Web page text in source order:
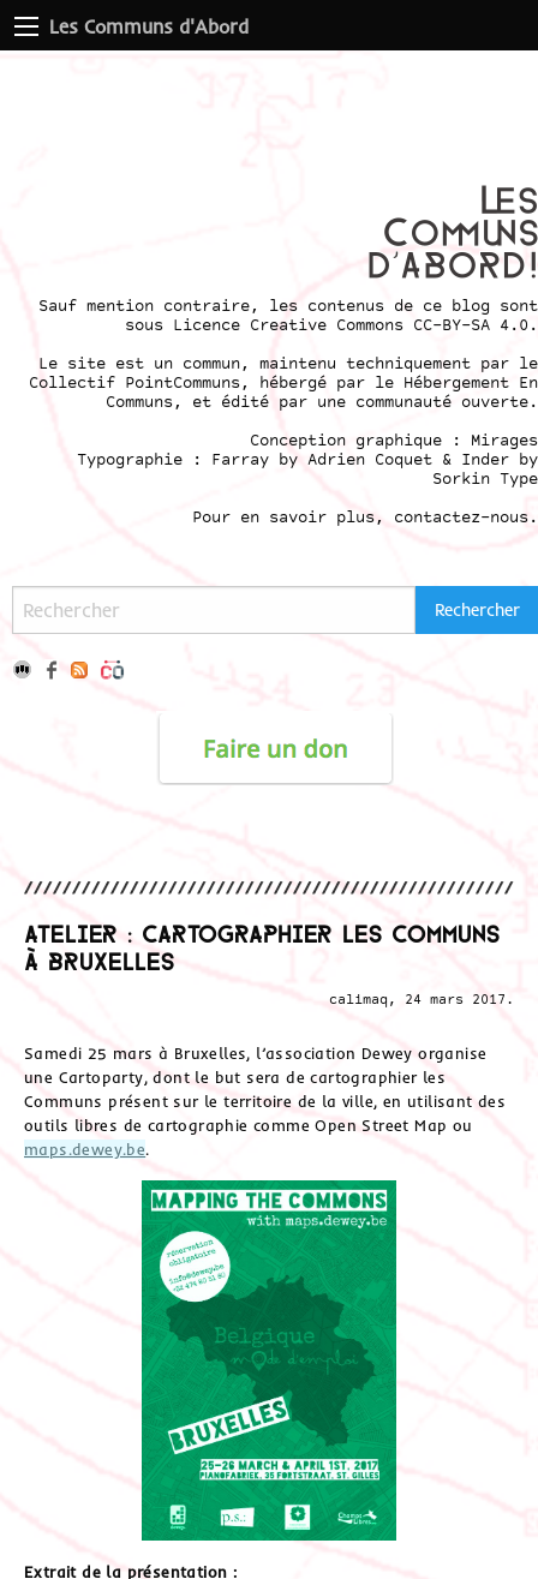
Les Communs d'Abord
Sauf mention contraire, les contenus de ce blog sont
sous Licence Creative Commons CC-BY-SA 4.0 .
Le site est un commun, maintenu techniquement par le
Collectif PointCommuns, hébergé par le Hébergement En
Communs, et édité par une communauté ouverte.
Conception graphique : Mirages
Typographie : Farray by Adrien Coquet & Inder by
Sorkin Type
Pour en savoir plus, contactez-nous .
Atelier : Cartographier les Communs
à Bruxelles
calimaq, 24 mars 2017.
Samedi 25 mars à Bruxelles, l’association Dewey organise
une Cartoparty, dont le but sera de cartographier les
Communs présent sur le territoire de la ville, en utilisant des
outils libres de cartographie comme Open Street Map ou
maps.dewey.be.
Extrait de la présentation :